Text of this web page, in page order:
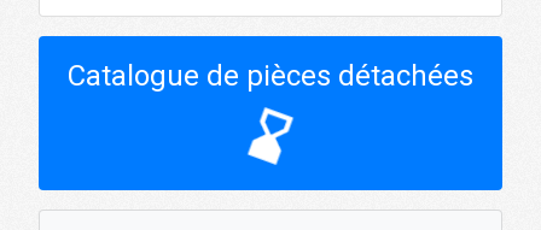
Catalogue de pièces détachées
hourglass_top